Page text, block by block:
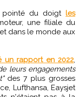
pointé du doigt les
une filiale du
dans le monde aux
un rapport en 2022,
leurs engagements
des 7 plus grosses
Lufthansa, Eaysjet